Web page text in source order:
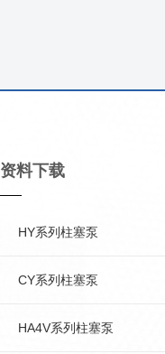
资料下载
HY系列柱塞泵
CY系列柱塞泵
HA4V系列柱塞泵